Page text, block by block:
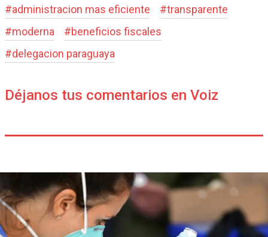
#administracion mas eficiente #transparente
#moderna #beneficios fiscales
#delegacion paraguaya
Déjanos tus comentarios en Voiz